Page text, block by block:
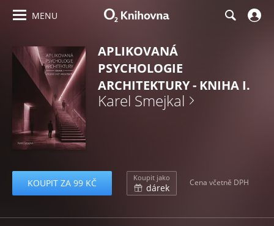
MENU
APLIKOVANÁ
PSYCHOLOGIE
ARCHITEKTURY - KNIHA I.
Karel Smejkal
KOUPIT ZA 99 KČ Koupit jako
dárek Cena včetně DPH